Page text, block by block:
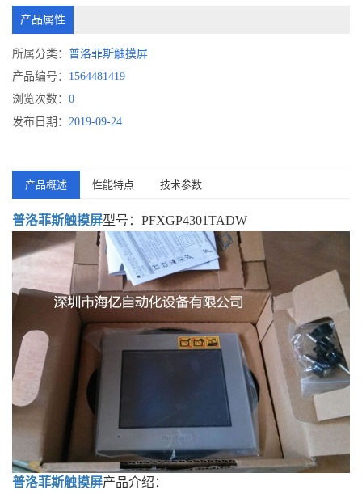
产品属性
所属分类： 普洛菲斯触摸屏
产品编号： 1564481419
浏览次数： 0
发布日期： 2019-09-24
产品概述 性能特点 技术参数
普洛菲斯触摸屏型号：PFXGP4301TADW
普洛菲斯触摸屏产品介绍：